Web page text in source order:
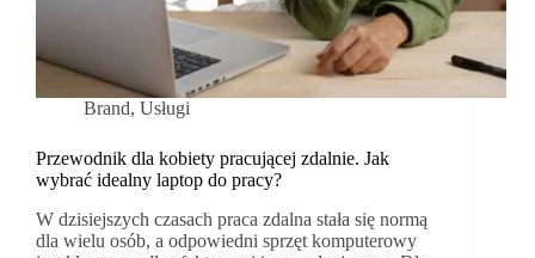
Brand, Usługi
Przewodnik dla kobiety pracującej zdalnie. Jak
wybrać idealny laptop do pracy?
W dzisiejszych czasach praca zdalna stała się normą
dla wielu osób, a odpowiedni sprzęt komputerowy